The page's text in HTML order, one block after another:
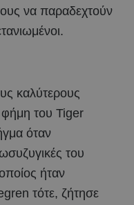
να παραδεχτούν
καλύτερους
φήμη του Tiger
όταν
του
ήταν
τότε, ζήτησε